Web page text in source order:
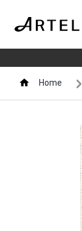
Home